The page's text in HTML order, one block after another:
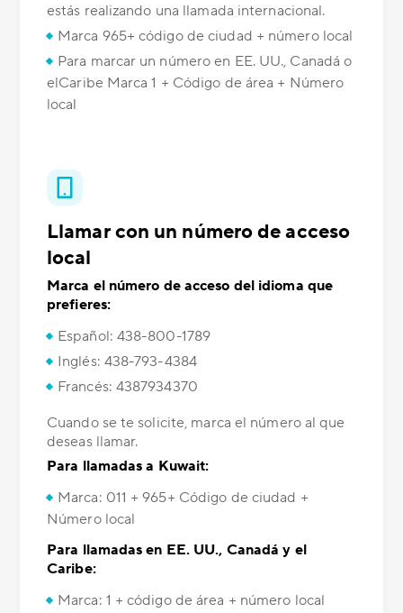
estás realizando una llamada internacional.
Marca 965+ código de ciudad + número local
Para marcar un número en EE. UU., Canadá o
elCaribe Marca 1 + Código de área + Número
local
Llamar con un número de acceso
local
Marca el número de acceso del idioma que
prefieres:
Español: 438-800-1789
Inglés: 438-793-4384
Francés: 4387934370
Cuando se te solicite, marca el número al que
deseas llamar.
Para llamadas a Kuwait:
Marca: 011 + 965+ Código de ciudad +
Número local
Para llamadas en EE. UU., Canadá y el
Caribe:
Marca: 1 + código de área + número local